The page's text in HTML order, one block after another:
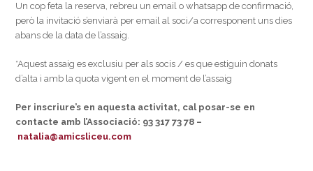
Un cop feta la reserva, rebreu un email o whatsapp de confirmació,
però la invitació s’enviarà per email al soci/a corresponent uns dies
abans de la data de l’assaig.
*Aquest assaig es exclusiu per als socis / es que estiguin donats
d’alta i amb la quota vigent en el moment de l’assaig
Per inscriure’s en aquesta activitat, cal posar-se en
contacte amb l’Associació: 93 317 73 78 –
natalia@amicsliceu.com